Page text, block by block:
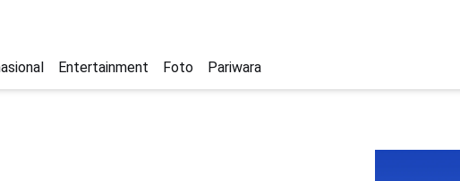
Entertainment Foto Pariwara